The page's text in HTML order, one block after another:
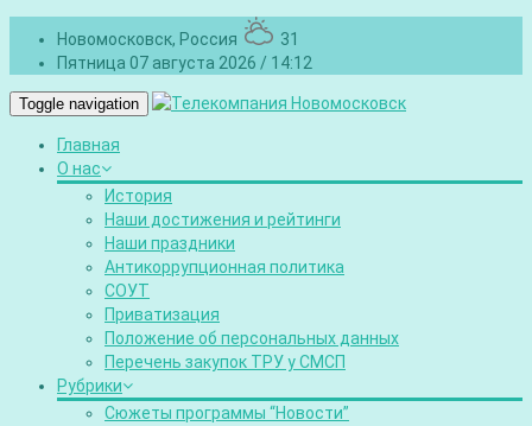
Новомосковск, Россия
31
Пятница 07 августа 2026 / 14:12
Toggle navigation
Главная
О нас
История
Наши достижения и рейтинги
Наши праздники
Антикоррупционная политика
СОУТ
Приватизация
Положение об персональных данных
Перечень закупок ТРУ у СМСП
Рубрики
Сюжеты программы “Новости”